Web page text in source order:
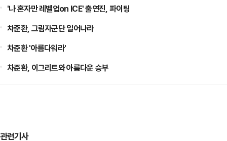
'나 혼자만 레벨업on ICE' 출연진, 파이팅
차준환, 그림자군단 일어나라
차준환 '아름다워라'
차준환, 이그리트와 아름다운 승부
관련기사